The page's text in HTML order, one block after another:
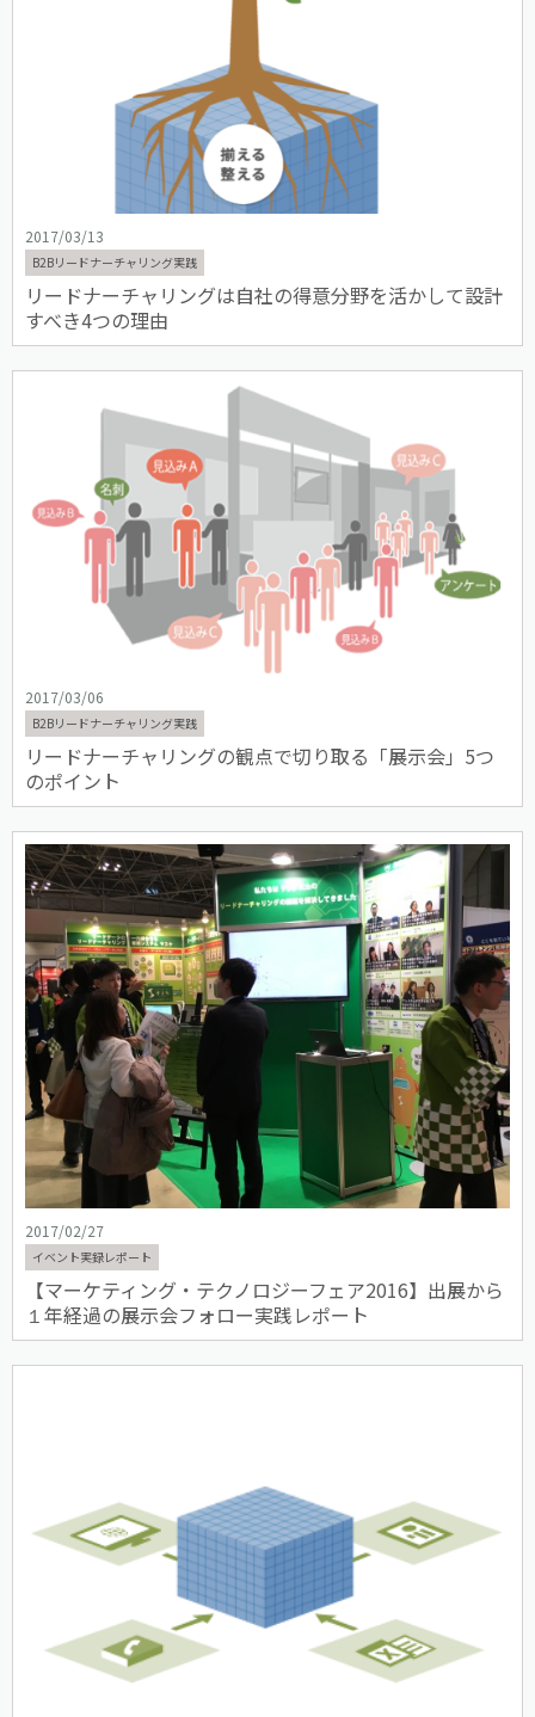
2017/03/13
B2Bリードナーチャリング実践
リードナーチャリングは自社の得意分野を活かして設計
すべき4つの理由
2017/03/06
B2Bリードナーチャリング実践
リードナーチャリングの観点で切り取る「展示会」5つ
のポイント
2017/02/27
イベント実録レポート
【マーケティング・テクノロジーフェア2016】出展から
１年経過の展示会フォロー実践レポート